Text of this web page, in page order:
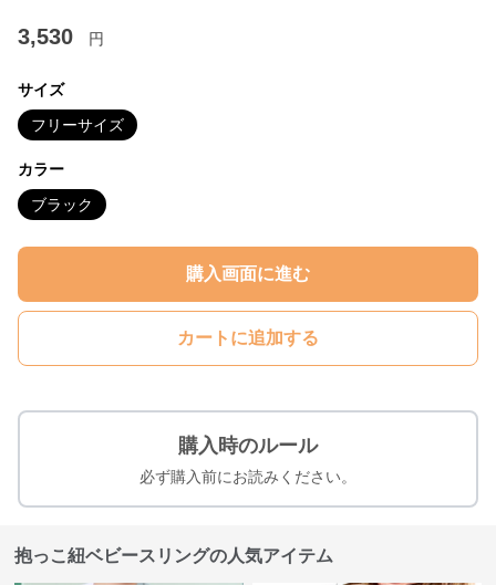
3,530 円
サイズ
フリーサイズ
カラー
ブラック
購入画面に進む
カートに追加する
購入時のルール
必ず購入前にお読みください。
抱っこ紐ベビースリングの人気アイテム